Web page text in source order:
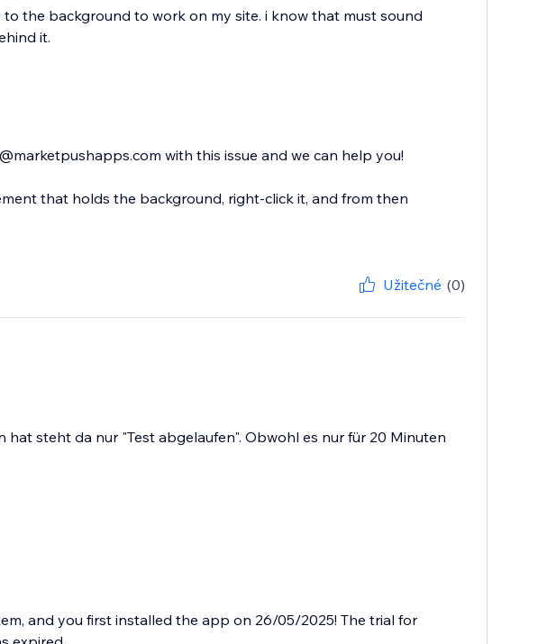
the background to work on my site. i know that must sound
it.
with this issue and we can help you!
that holds the background, right-click it, and from then
Užitečné (0)
steht da nur "Test abgelaufen". Obwohl es nur für 20 Minuten
and you first installed the app on 26/05/2025! The trial for